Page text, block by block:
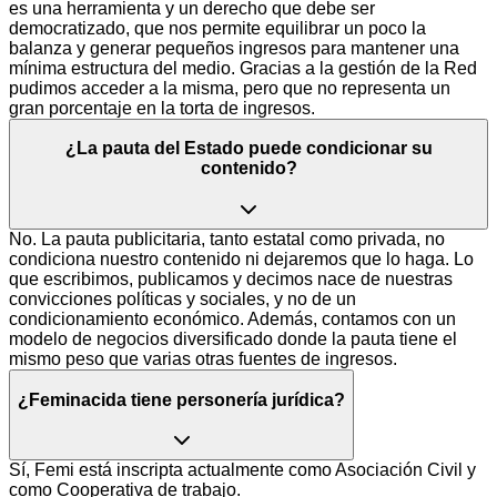
es una herramienta y un derecho que debe ser
democratizado, que nos permite equilibrar un poco la
balanza y generar pequeños ingresos para mantener una
mínima estructura del medio. Gracias a la gestión de la Red
pudimos acceder a la misma, pero que no representa un
gran porcentaje en la torta de ingresos.
¿La pauta del Estado puede condicionar su
contenido?
No. La pauta publicitaria, tanto estatal como privada, no
condiciona nuestro contenido ni dejaremos que lo haga. Lo
que escribimos, publicamos y decimos nace de nuestras
convicciones políticas y sociales, y no de un
condicionamiento económico. Además, contamos con un
modelo de negocios diversificado donde la pauta tiene el
mismo peso que varias otras fuentes de ingresos.
¿Feminacida tiene personería jurídica?
Sí, Femi está inscripta actualmente como Asociación Civil y
como Cooperativa de trabajo.